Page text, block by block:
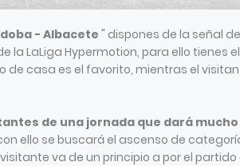
- Albacete " dispones de la señal
la LaLiga Hypermotion, para ello tienes
de casa es el favorito, mientras el
de una jornada que dará
ello se buscará el ascenso de
va de un principio a por el partido